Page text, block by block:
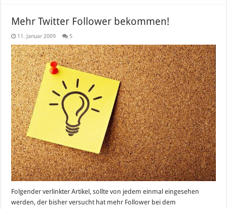
Mehr Twitter Follower bekommen!
11. Januar 2009 5
Folgender verlinkter Artikel, sollte von jedem einmal eingesehen
werden, der bisher versucht hat mehr Follower bei dem